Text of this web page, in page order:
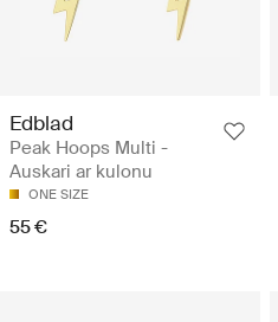
Edblad
Peak Hoops Multi -
Auskari ar kulonu
ONE SIZE
55 €